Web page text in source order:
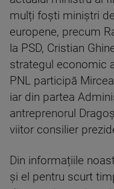
mulți foști miniștri
europene, precum
la PSD, Cristian
strategul economic
PNL participă
iar din partea
antreprenorul
viitor consilier
Din informațiile
și el pentru scurt